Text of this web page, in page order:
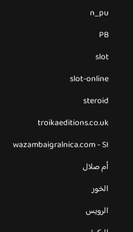
n_pu
PB
slot
slot-online
steroid
troikaeditions.co.uk
wazambaigralnica.com - SI
أم صلال
الخور
الرويس